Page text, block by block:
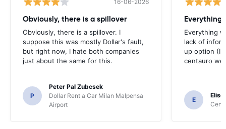
16-06-2026
Obviously, there is a spillover
Obviously, there is a spillover. I
suppose this was mostly Dollar's fault,
but right now, I hate both companies
just about the same for this.
P
Peter Pal Zubcsek
Dollar Rent a Car Milan Malpensa
Airport
Everything
Everything
lack of
up option (I
centauro
E